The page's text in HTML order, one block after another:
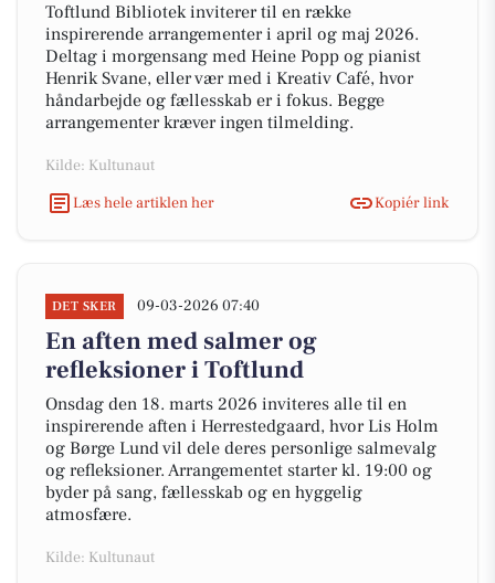
Toftlund Bibliotek inviterer til en række
inspirerende arrangementer i april og maj 2026.
Deltag i morgensang med Heine Popp og pianist
Henrik Svane, eller vær med i Kreativ Café, hvor
håndarbejde og fællesskab er i fokus. Begge
arrangementer kræver ingen tilmelding.
Kilde: Kultunaut
Læs hele artiklen her
Kopiér link
DET SKER 09-03-2026 07:40
En aften med salmer og
refleksioner i Toftlund
Onsdag den 18. marts 2026 inviteres alle til en
inspirerende aften i Herrestedgaard, hvor Lis Holm
og Børge Lund vil dele deres personlige salmevalg
og refleksioner. Arrangementet starter kl. 19:00 og
byder på sang, fællesskab og en hyggelig
atmosfære.
Kilde: Kultunaut